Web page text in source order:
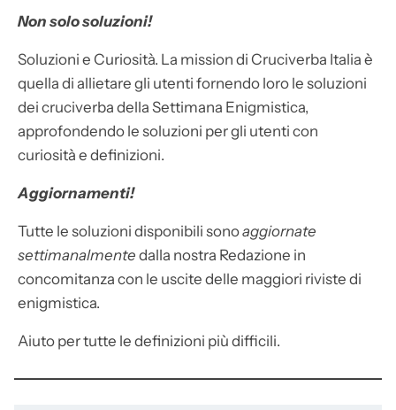
Non solo soluzioni!
Soluzioni e Curiosità. La mission di Cruciverba Italia è
quella di allietare gli utenti fornendo loro le soluzioni
dei cruciverba della Settimana Enigmistica,
approfondendo le soluzioni per gli utenti con
curiosità e definizioni.
Aggiornamenti!
Tutte le soluzioni disponibili sonoaggiornate
settimanalmente dalla nostra Redazione in
concomitanza con le uscite delle maggiori riviste di
enigmistica.
Aiuto per tutte le definizioni più difficili.